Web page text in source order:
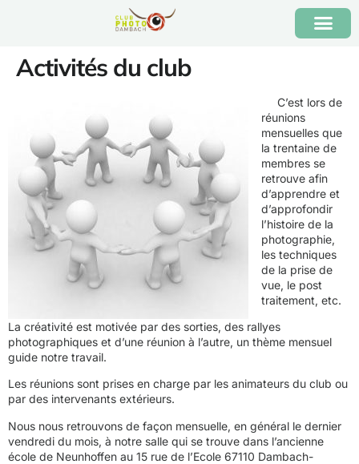
Activités du club
C’est lors de
réunions
mensuelles que
la trentaine de
membres se
retrouve afin
d’apprendre et
d’approfondir
l’histoire de la
photographie,
les techniques
de la prise de
vue, le post
traitement, etc.
La créativité est motivée par des sorties, des rallyes
photographiques et d’une réunion à l’autre, un thème mensuel
guide notre travail.
Les réunions sont prises en charge par les animateurs du club ou
par des intervenants extérieurs.
Nous nous retrouvons de façon mensuelle, en général le dernier
vendredi du mois, à notre salle qui se trouve dans l’ancienne
école de Neunhoffen au 15 rue de l’Ecole 67110 Dambach-